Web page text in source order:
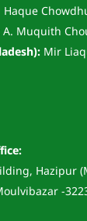
Haque
A. Muquith
Mir
Hazipur
-